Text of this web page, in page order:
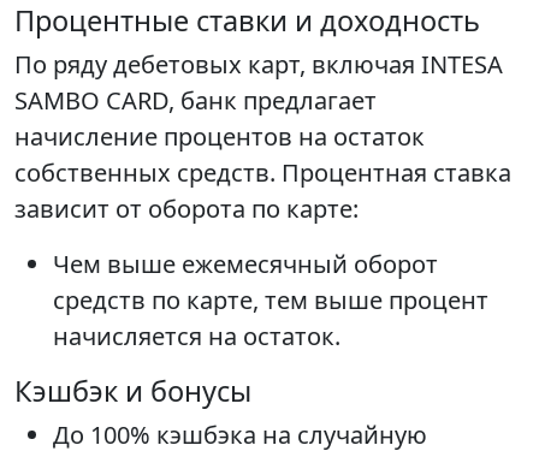
Процентные ставки и доходность
По ряду дебетовых карт, включая INTESA
SAMBO CARD, банк предлагает
начисление процентов на остаток
собственных средств. Процентная ставка
зависит от оборота по карте:
Чем выше ежемесячный оборот
средств по карте, тем выше процент
начисляется на остаток.
Кэшбэк и бонусы
До 100% кэшбэка на случайную